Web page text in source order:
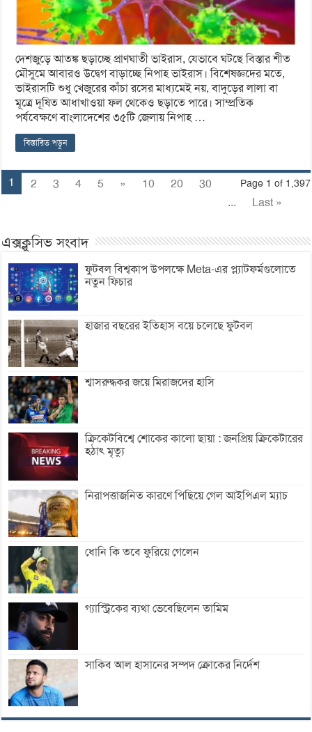
দেশজুড়ে আতঙ্ক ছড়াচ্ছে প্রাণঘাতী ভাইরাস, যেভাবে ঘটছে বিস্তার শীত
মৌসুমে আবারও উদ্বেগ বাড়াচ্ছে নিপাহ ভাইরাস। বিশেষজ্ঞদের মতে,
ভাইরাসটি শুধু খেজুরের কাঁচা রসের মাধ্যমেই নয়, বাদুড়ের লালা বা
মূত্রে দূষিত আধাখাওয়া ফল থেকেও ছড়াতে পারে। সাম্প্রতিক
পর্যবেক্ষণে বাংলাদেশের ৩৫টি জেলায় নিপাহ …
বিস্তারিত পড়ুন
Page 1 of 1,397
1 2 3 4 5 » 10 20
30
...
Last »
এক্সক্লুসিভ সংবাদ
ফুটবল বিশ্বকাপ উপলক্ষে Meta-এর প্ল্যাটফর্মগুলোতে
নতুন ফিচার
হাজার বছরের ইতিহাস বয়ে চলেছে ফুটবল
শ্বাসরুদ্ধকর জয়ে মিরাজদের হাসি
ক্রিকেটবিশ্বে শোকের কালো ছায়া : জনপ্রিয় ক্রিকেটারের
হঠাৎ মৃত্যু
নিরাপত্তাজনিত কারণে পিছিয়ে গেল আইপিএল ম্যাচ
ধোনি কি তবে ফুরিয়ে গেলেন
গ্যাস্ট্রিকের ব্যথা ভেবেছিলেন তামিম
সাকিব আল হাসানের সম্পদ ক্রোকের নির্দেশ